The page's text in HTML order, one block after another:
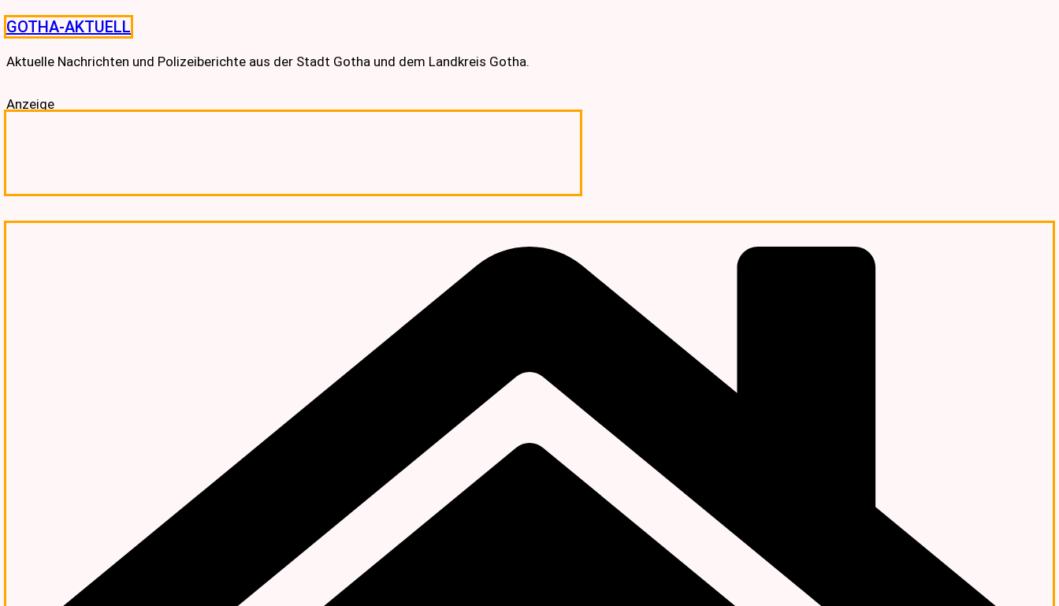
Skip
to
content
GOTHA-AKTUELL
Aktuelle Nachrichten und Polizeiberichte aus der Stadt Gotha und dem Landkreis Gotha.
Anzeige